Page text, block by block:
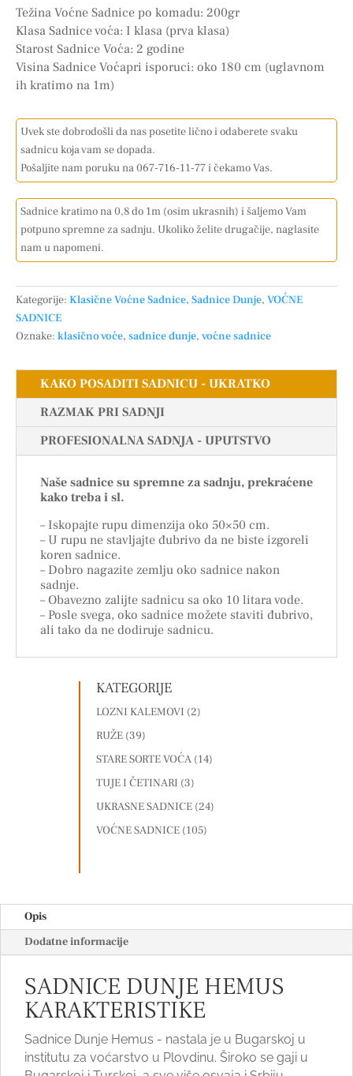
Težina Voćne Sadnice po komadu: 200gr
Klasa Sadnice voća: I klasa (prva klasa)
Starost Sadnice Voća: 2 godine
Visina Sadnice Voćapri isporuci: oko 180 cm (uglavnom
ih kratimo na 1m)
Uvek ste dobrodošli da nas posetite lično i odaberete svaku
sadnicu koja vam se dopada.
Pošaljite nam poruku na 067-716-11-77 i čekamo Vas.
Sadnice kratimo na 0,8 do 1m (osim ukrasnih) i šaljemo Vam
potpuno spremne za sadnju. Ukoliko želite drugačije, naglasite
nam u napomeni.
Kategorije: Klasične Voćne Sadnice, Sadnice Dunje, VOĆNE
SADNICE
Oznake: klasično voće, sadnice dunje, voćne sadnice
KAKO POSADITI SADNICU - UKRATKO
RAZMAK PRI SADNJI
PROFESIONALNA SADNJA - UPUTSTVO
Naše sadnice su spremne za sadnju, prekraćene
kako treba i sl.
– Iskopajte rupu dimenzija oko 50×50 cm.
– U rupu ne stavljajte đubrivo da ne biste izgoreli
koren sadnice.
– Dobro nagazite zemlju oko sadnice nakon
sadnje.
– Obavezno zalijte sadnicu sa oko 10 litara vode.
– Posle svega, oko sadnice možete staviti đubrivo,
ali tako da ne dodiruje sadnicu.
KATEGORIJE
LOZNI KALEMOVI (2)
RUŽE (39)
STARE SORTE VOĆA (14)
TUJE I ČETINARI (3)
UKRASNE SADNICE (24)
VOĆNE SADNICE (105)
Opis
Dodatne informacije
SADNICE DUNJE HEMUS
KARAKTERISTIKE
Sadnice Dunje Hemus - nastala je u Bugarskoj u
institutu za voćarstvo u Plovdinu. Široko se gaji u